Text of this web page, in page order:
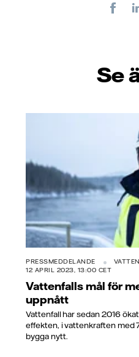
Se
PRESSMEDDELANDE
12 APRIL 2023, 13:00 CET
Vattenfalls mål för
uppnått
Vattenfall har sedan 2016
effekten, i vattenkraften med
bygga nytt.